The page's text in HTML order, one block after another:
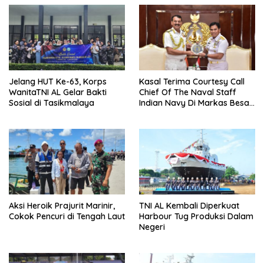
Jelang HUT Ke-63, Korps
WanitaTNI AL Gelar Bakti
Sosial di Tasikmalaya
Kasal Terima Courtesy Call
Chief Of The Naval Staff
Indian Navy Di Markas Besar
Aksi Heroik Prajurit Marinir,
Cokok Pencuri di Tengah Laut
TNI AL Kembali Diperkuat
Harbour Tug Produksi Dalam
Negeri